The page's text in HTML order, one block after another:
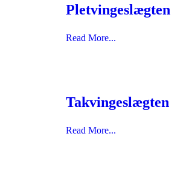
Pletvingeslægten
Read More...
Takvingeslægten
Read More...